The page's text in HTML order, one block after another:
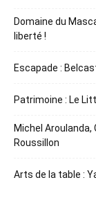
Domaine du
liberté !
Escapade :
Patrimoine : Le
Michel Aroulanda,
Roussillon
Arts de la table :